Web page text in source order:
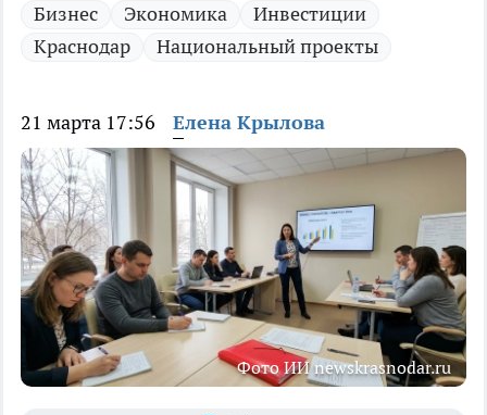
Бизнес Экономика
Инвестиции
Краснодар
Национальный проекты
21 марта 17:56 Елена Крылова
Фото ИИ newskrasnodar.ru